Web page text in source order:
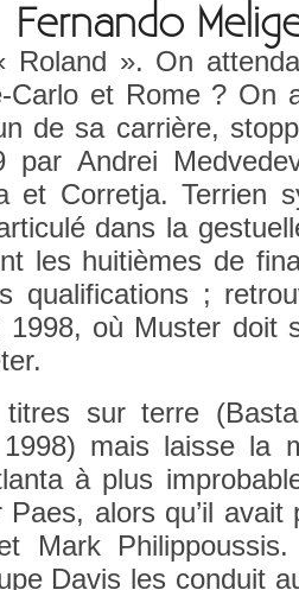
Fer­nando
Roland ». On
Carlo et Rome ? On
de sa carrière,
par An­drei
et Cor­ret­ja. Ter­ri­en
dans la
les huitièmes de
qualifica­tions ;
1998, où Must­er doit
sur terre
mais lais­se la
à plus
Paes, alors qu’il avait
Mark Philip­pous­sis.
Davis les con­duit